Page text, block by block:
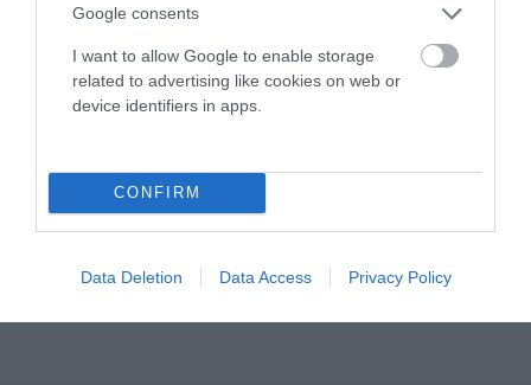
Google consents
I want to allow Google to enable storage
related to advertising like cookies on web or
device identifiers in apps.
CONFIRM
Data Deletion Data Access Privacy Policy
-Παναθηναϊκός , Europe Cup πινγκ πονγκ
γυναίκες
20:30 κλ. «Παύλος Γιαννακόπουλος»
Παναθηναϊκός-Αθηναϊκός, 7η αγωνιστική